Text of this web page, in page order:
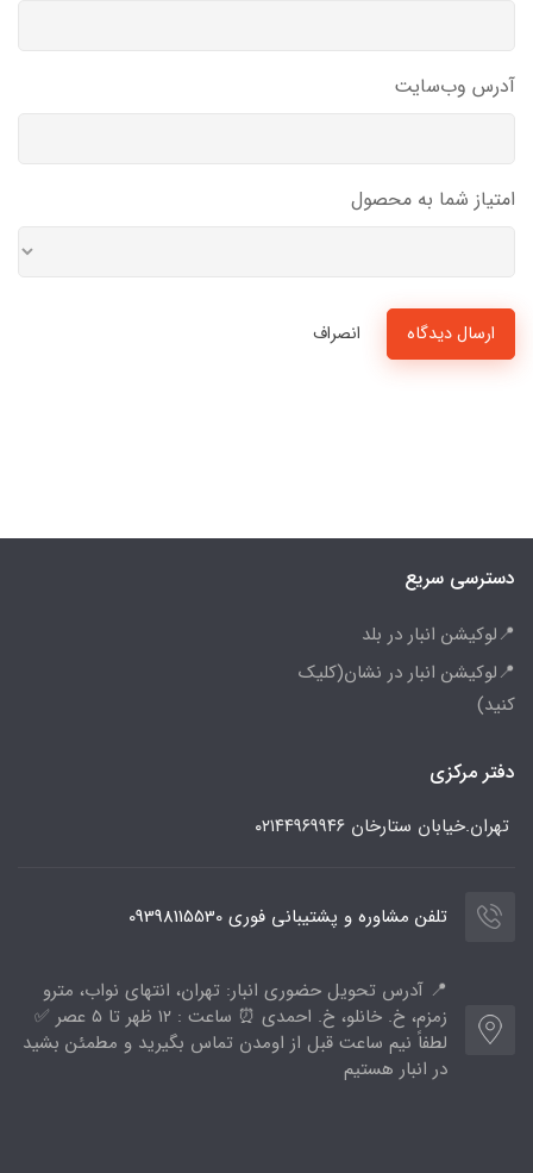
آدرس وب‌سایت
امتیاز شما به محصول
ارسال دیدگاه انصراف
دسترسی سریع
📍لوکیشن انبار در بلد
📍لوکیشن انبار در نشان(کلیک
کنید)
دفتر مرکزی
تهران.خیابان ستارخان ۰۲۱۴۴۹۶۹۹۴۶
تلفن مشاوره و پشتیبانی فوری 09398115530
📍 آدرس تحویل حضوری انبار: تهران، انتهای نواب، مترو
زمزم، خ. خانلو، خ. احمدی ⏰ ساعت : ۱۲ ظهر تا ۵ عصر ✅
لطفاً نیم ساعت قبل از اومدن تماس بگیرید و مطمئن بشید
در انبار هستیم